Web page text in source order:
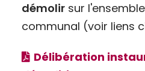
démolirsur
communal (voir liens
Délibération